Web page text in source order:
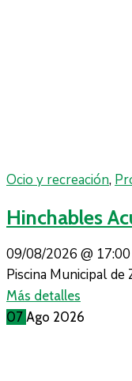
Ocio y recreación,
Hinchables
09/08/2026 @
Piscina Municipal de
Más detalles
07 Ago 2026